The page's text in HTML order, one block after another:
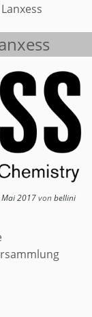
2017vonbellini